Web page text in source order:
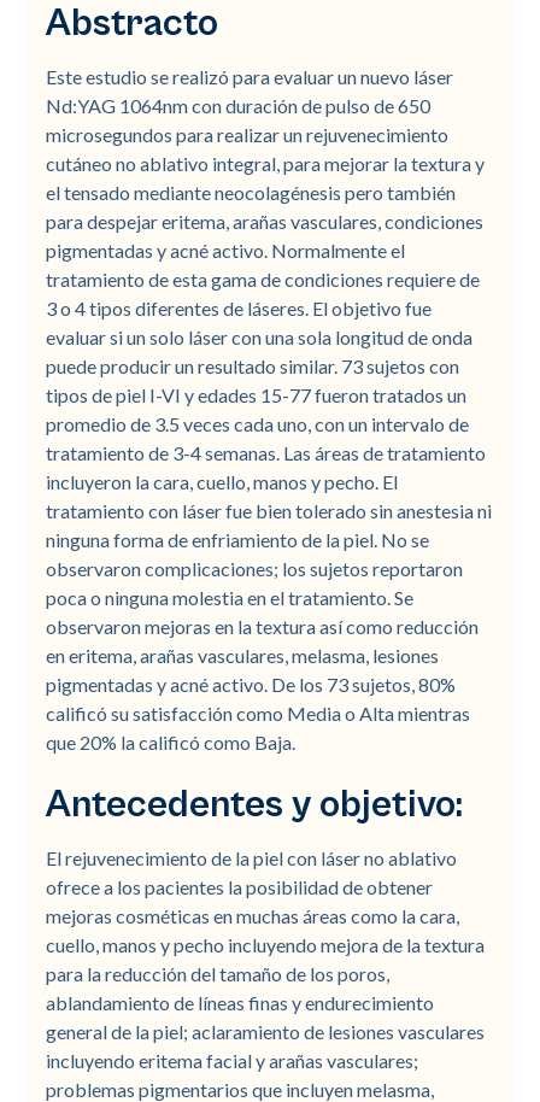
Abstracto
Este estudio se realizó para evaluar un nuevo láser
Nd:YAG 1064nm con duración de pulso de 650
microsegundos para realizar un rejuvenecimiento
cutáneo no ablativo integral, para mejorar la textura y
el tensado mediante neocolagénesis pero también
para despejar eritema, arañas vasculares, condiciones
pigmentadas y acné activo. Normalmente el
tratamiento de esta gama de condiciones requiere de
3 o 4 tipos diferentes de láseres. El objetivo fue
evaluar si un solo láser con una sola longitud de onda
puede producir un resultado similar. 73 sujetos con
tipos de piel I-VI y edades 15-77 fueron tratados un
promedio de 3.5 veces cada uno, con un intervalo de
tratamiento de 3-4 semanas. Las áreas de tratamiento
incluyeron la cara, cuello, manos y pecho. El
tratamiento con láser fue bien tolerado sin anestesia ni
ninguna forma de enfriamiento de la piel. No se
observaron complicaciones; los sujetos reportaron
poca o ninguna molestia en el tratamiento. Se
observaron mejoras en la textura así como reducción
en eritema, arañas vasculares, melasma, lesiones
pigmentadas y acné activo. De los 73 sujetos, 80%
calificó su satisfacción como Media o Alta mientras
que 20% la calificó como Baja.
Antecedentes y objetivo:
El rejuvenecimiento de la piel con láser no ablativo
ofrece a los pacientes la posibilidad de obtener
mejoras cosméticas en muchas áreas como la cara,
cuello, manos y pecho incluyendo mejora de la textura
para la reducción del tamaño de los poros,
ablandamiento de líneas finas y endurecimiento
general de la piel; aclaramiento de lesiones vasculares
incluyendo eritema facial y arañas vasculares;
problemas pigmentarios que incluyen melasma,